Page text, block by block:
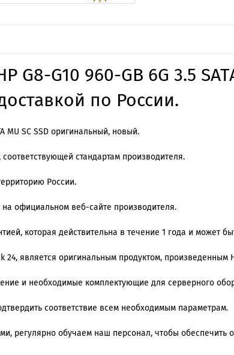
G8-G10 960-GB 6G 3.5
по России.
MU SC SSD оригинальный, новый.
стандартам производителя.
России.
на официальном веб-сайте производителя.
которая действительна в течение 1 года и может
является оригинальным продуктом, произведенным
и необходимые комплектующие для серверного
соответствие всем необходимым параметрам.
регулярно обучаем наш персонал, чтобы